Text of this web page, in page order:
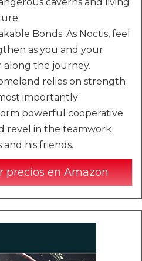
Bonds: As Noctis, feel
as you and your
along the journey.
relies on strength
importantly
powerful cooperative
revel in the teamwork
his friends.
precios en Amazon